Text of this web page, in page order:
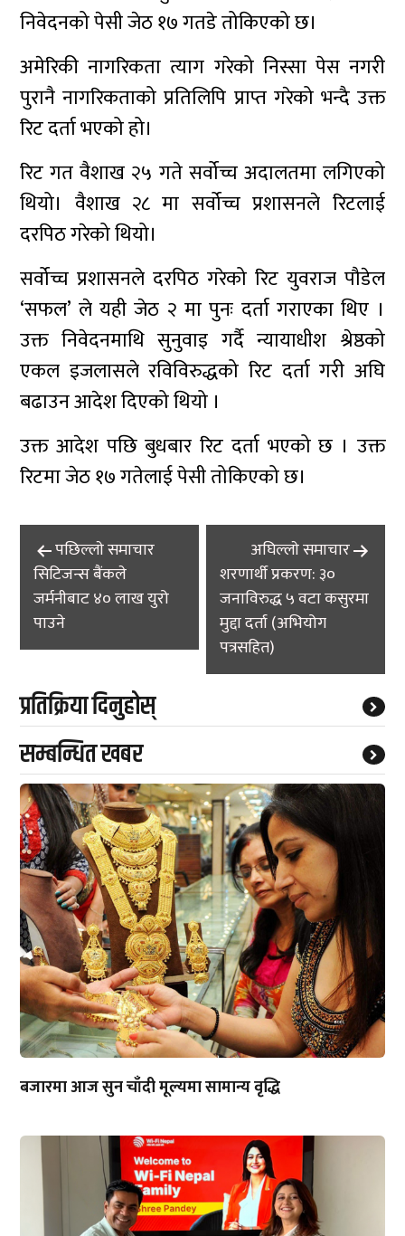
निवेदनको पेसी जेठ १७ गतडे तोकिएको छ।
अमेरिकी नागरिकता त्याग गरेको निस्सा पेस नगरी
पुरानै नागरिकताको प्रतिलिपि प्राप्त गरेको भन्दै उक्त
रिट दर्ता भएको हो।
रिट गत वैशाख २५ गते सर्वोच्च अदालतमा लगिएको
थियो। वैशाख २८ मा सर्वोच्च प्रशासनले रिटलाई
दरपिठ गरेको थियो।
सर्वोच्च प्रशासनले दरपिठ गरेको रिट युवराज पौडेल
‘सफल’ ले यही जेठ २ मा पुनः दर्ता गराएका थिए ।
उक्त निवेदनमाथि सुनुवाइ गर्दै न्यायाधीश श्रेष्ठको
एकल इजलासले रविविरुद्धको रिट दर्ता गरी अघि
बढाउन आदेश दिएको थियो ।
उक्त आदेश पछि बुधबार रिट दर्ता भएको छ । उक्त
रिटमा जेठ १७ गतेलाई पेसी तोकिएको छ।
Post
navigation
पछिल्लाे समाचार
सिटिजन्स बैंकले
जर्मनीबाट ४० लाख युरो
पाउने
अघिल्लाे समाचार
शरणार्थी प्रकरण: ३०
जनाविरुद्ध ५ वटा कसुरमा
मुद्दा दर्ता (अभियोग
पत्रसहित)
प्रतिक्रिया दिनुहोस्
सम्बन्धित खबर
बजारमा आज सुन चाँदी मूल्यमा सामान्य वृद्धि